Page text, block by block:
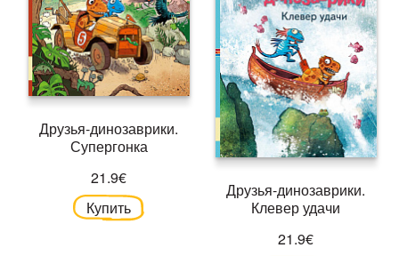
Друзья-динозаврики.
Супергонка
21.9€
Купить
Друзья-динозаврики.
Клевер удачи
21.9€